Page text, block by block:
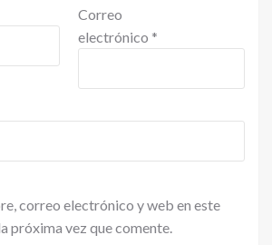
Correo
electrónico *
correo electrónico y web en este
próxima vez que comente.